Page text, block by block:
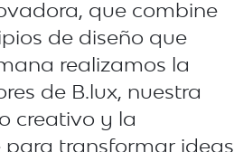
que combine
de diseño que
realizamos la
de B.lux, nuestra
creativo y la
para transformar ideas